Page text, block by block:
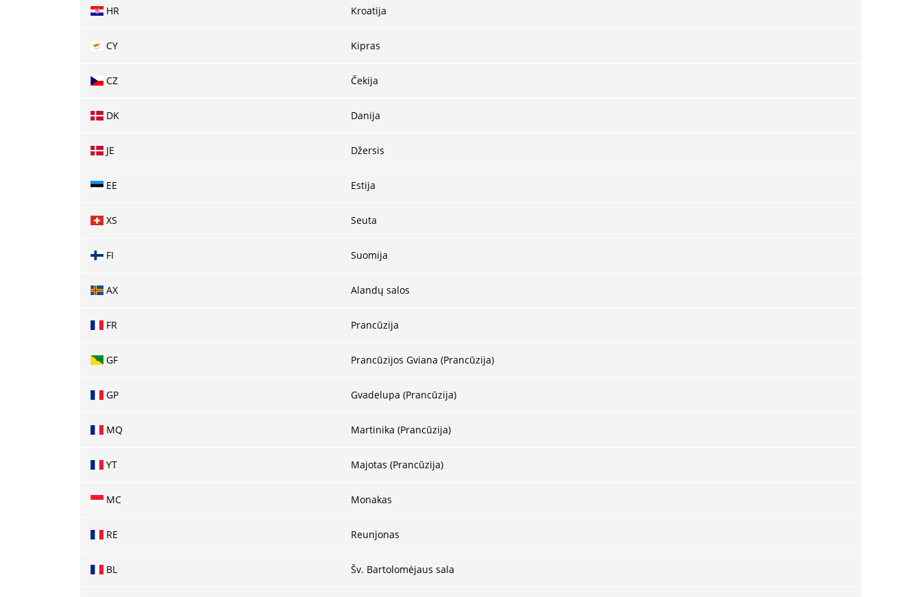
HR Kroatija
CY Kipras
CZ Čekija
DK Danija
JE Džersis
EE Estija
XS Seuta
FI Suomija
AX Alandų salos
FR Prancūzija
GF Prancūzijos Gviana (Prancūzija)
GP Gvadelupa (Prancūzija)
MQ Martinika (Prancūzija)
YT Majotas (Prancūzija)
MC Monakas
RE Reunjonas
BL Šv. Bartolomėjaus sala